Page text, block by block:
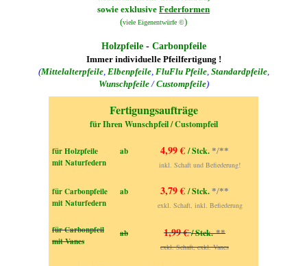
sowie exklusive Federformen
(viele Eigenentwürfe ©)
Holzpfeile - Carbonpfeile
Immer individuelle Pfeilfertigung !
(Mittelalterpfeile, Elbenpfeile, FluFlu Pfeile, Standardpfeile,
Wunschpfeile/Custompfeile)
Fertigungsaufträge
für Ihren Wunschpfeil / Custompfeil
für Holzpfeile
mit Naturfedern
ab 4,99 €/ Stck. */**
inkl. Schaft und Befiederung!
für Carbonpfeile
mit Naturfedern
ab 3,79 € / Stck. */**
exkl. Schaft, inkl. Befiederung
für Carbonpfeil
mit Vanes
ab 1,99 € / Stck.**
exkl. Schaft, exkl. Vanes